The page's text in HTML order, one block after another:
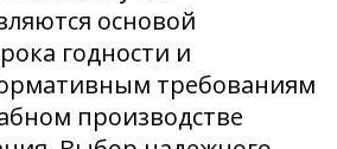
основой
годности и
требованиям
производстве